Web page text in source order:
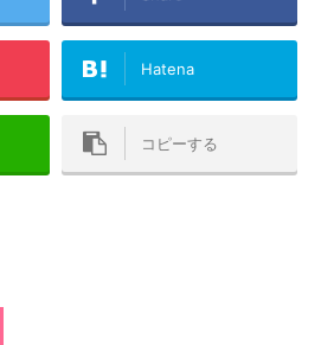
Hatena
コピーする